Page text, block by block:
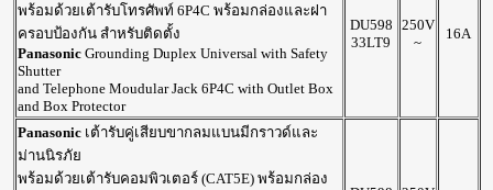
พร้อมด้วยเต้ารับโทรศัพท์ 6P4C พร้อมกล่องและฝา
ครอบป้องกัน สำหรับติดตั้ง
PanasonicGrounding Duplex Universal with Safety
Shutter
and Telephone Moudular Jack 6P4C with Outlet Box
and Box Protector
DU598
33LT9
250V
~
16A
Panasonicเต้ารับคู่เสียบขากลมแบนมีกราวด์และ
ม่านนิรภัย
พร้อมด้วยเต้ารับคอมพิวเตอร์ (CAT5E) พร้อมกล่อง